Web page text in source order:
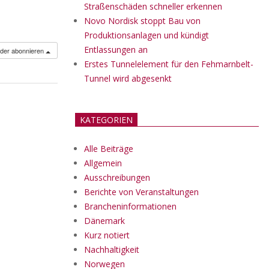
abonnieren
Straßenschäden schneller erkennen
Novo Nordisk stoppt Bau von
Produktionsanlagen und kündigt
Entlassungen an
Erstes Tunnelelement für den Fehmarnbelt-
Tunnel wird abgesenkt
KATEGORIEN
Alle Beiträge
Allgemein
Ausschreibungen
Berichte von Veranstaltungen
Brancheninformationen
Dänemark
Kurz notiert
Nachhaltigkeit
Norwegen